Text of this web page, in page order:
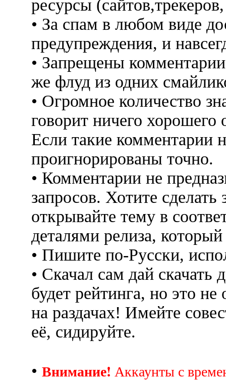
ресурсы
• За спам в любом виде
предупреждения, и
• Запрещены
же флуд из одних
• Огромное количество
говорит ничего
Если такие комментарии
проигнорированы точно.
• Комментарии не
запросов. Хотите
открывайте тему в
деталями релиза,
• Пишите по-Русски,
• Скачал сам дай скачать
будет рейтинга, но это не
на раздачах! Имейте
её, сидируйте.
• Внимание! Аккаунты с